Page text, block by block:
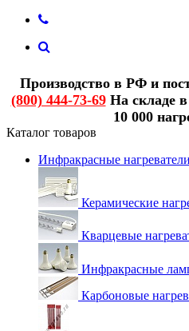
Производство в РФ и
(800) 444-73-69На складе
10 000
Каталог товаров
Инфракрасные
Керамические
Кварцевые
Инфракрасные
Карбоновые